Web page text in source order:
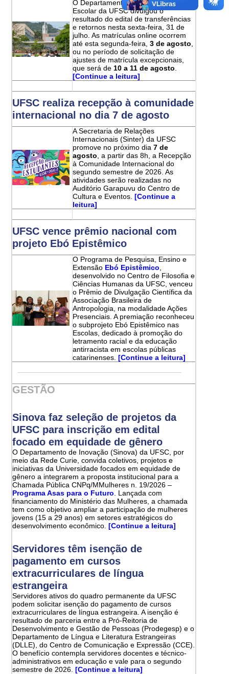
O Departamento de Administração
Escolar da UFSC divulgou o
resultado do edital de transferências
e retornos nesta sexta-feira, 31 de
julho. As matrículas online ocorrem
até esta segunda-feira,3 de agosto
ou no período de solicitação de
ajustes de matrícula excepcionais,
que será de 10 a 11 de agosto
[Continue a leitura]
UFSC realiza recepção à comunidade
internacional no dia 7 de agosto
A Secretaria de Relações
Internacionais (Sinter) da UFSC
promove no próximo dia7 de
agosto , a partir das 8h, a Recepção
à Comunidade Internacional do
segundo semestre de 2026. As
atividades serão realizadas no
Auditório Garapuvu do Centro de
Cultura e Eventos.[Continue a
leitura]
UFSC vence prêmio nacional com
projeto Ebó Epistêmico
O Programa de Pesquisa, Ensino e
Extensão Ebó Epistêmico
desenvolvido no Centro de Filosofia e
Ciências Humanas da UFSC, venceu
o Prêmio de Divulgação Científica da
Associação Brasileira de
Antropologia, na modalidade Ações
Presenciais. A premiação reconheceu
o subprojeto Ebó Epistêmico nas
Escolas, dedicado à promoção do
letramento racial e da educação
antirracista em escolas públicas
catarinenses.[Continue a leitura]
GESTÃO
Sinova faz seleção de projetos da
UFSC para inscrição em edital
focado em equidade de gênero
O Departamento de Inovação (Sinova) da UFSC, por
meio da Rede Curie, convida coletivos, projetos e
iniciativas da Universidade focados em equidade de
gênero a integrarem a proposta institucional para a
Chamada Pública CNPq/MMulheres n. 19/2026 –
Programa Asas para o Futuro . Lançada com
financiamento do Ministério das Mulheres, a chamada
tem como objetivo ampliar a participação de mulheres
jovens (15 a 29 anos) em setores estratégicos do
desenvolvimento econômico. [Continue a leitura]
Servidores têm isenção de
pagamento em cursos
extracurriculares de língua
estrangeira
Servidores ativos do quadro permanente da UFSC
podem solicitar isenção do pagamento de cursos
extracurriculares de língua estrangeira. A isenção é
resultado de parceria entre a Pró-Reitoria de
Desenvolvimento e Gestão de Pessoas (Prodegesp) e o
Departamento de Língua e Literatura Estrangeiras
(DLLE), do Centro de Comunicação e Expressão (CCE).
O benefício contempla servidores docentes e técnico-
administrativos em educação e vale para o segundo
semestre de 2026. [Continue a leitura]